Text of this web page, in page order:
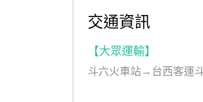
交通資訊
【大眾運輸】
斗六火車站→台西客運